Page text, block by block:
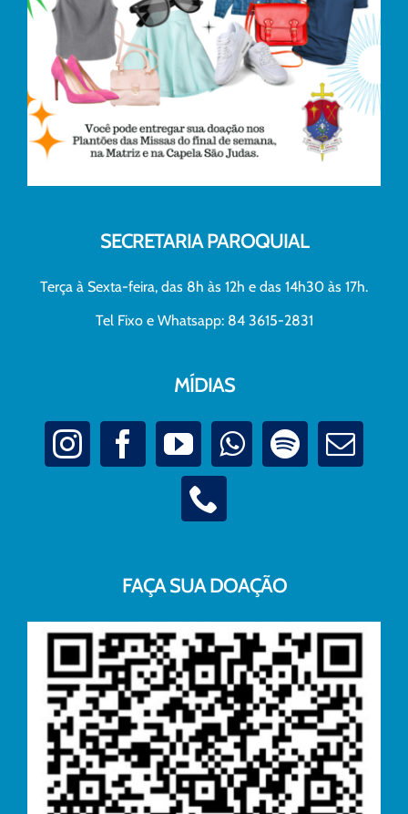
SECRETARIA PAROQUIAL
Terça à Sexta-feira, das 8h às 12h e das 14h30 às 17h.
Tel Fixo e Whatsapp: 84 3615-2831
MÍDIAS
FAÇA SUA DOAÇÃO